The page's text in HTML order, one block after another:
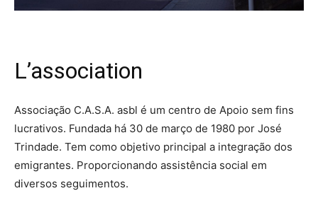
L’association
Associação C.A.S.A. asbl é um centro de Apoio sem fins
lucrativos. Fundada há 30 de março de 1980 por José
Trindade. Tem como objetivo principal a integração dos
emigrantes. Proporcionando assistência social em
diversos seguimentos.